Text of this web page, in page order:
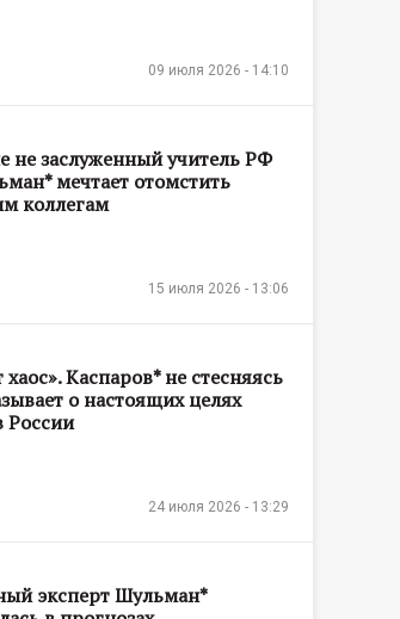
09 июля 2026 - 14:10
не заслуженный учитель РФ
мечтает отомстить
коллегам
15 июля 2026 - 13:06
хаос». Каспаров* не стесняясь
о настоящих целях
России
24 июля 2026 - 13:29
эксперт Шульман*